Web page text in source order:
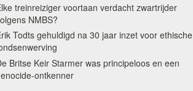
treinreiziger voortaan verdacht zwartrijder
NMBS?
Todts gehuldigd na 30 jaar inzet voor ethische
Britse Keir Starmer was principeloos en een
ontkenner